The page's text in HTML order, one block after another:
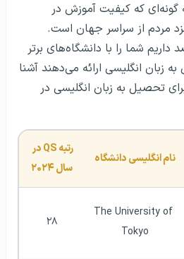
گونه‌ای که کیفیت آموزش در
مردم از سراسر جهان است.
شما را با دانشگاه‌های برتر
زبان انگلیسی ارائه می‌دهند آشنا
تحصیل به زبان انگلیسی در
نام انگلیسی دانشگاه
سال ۲۰۲۴
The University of
Tokyo
۲۸